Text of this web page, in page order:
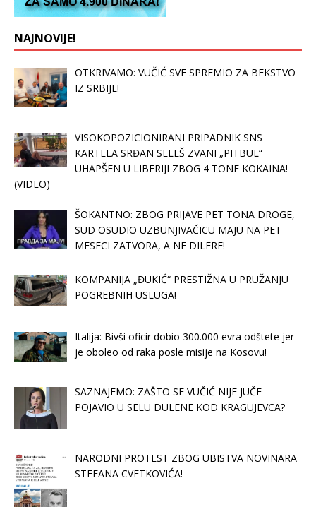
NAJNOVIJE!
OTKRIVAMO: VUČIĆ SVE SPREMIO ZA BEKSTVO
IZ SRBIJE!
VISOKOPOZICIONIRANI PRIPADNIK SNS
KARTELA SRĐAN SELEŠ ZVANI „PITBUL“
UHAPŠEN U LIBERIJI ZBOG 4 TONE KOKAINA!
(VIDEO)
ŠOKANTNO: ZBOG PRIJAVE PET TONA DROGE,
SUD OSUDIO UZBUNJIVAČICU MAJU NA PET
MESECI ZATVORA, A NE DILERE!
KOMPANIJA „ĐUKIĆ“ PRESTIŽNA U PRUŽANJU
POGREBNIH USLUGA!
Italija: Bivši oficir dobio 300.000 evra odštete jer
je oboleo od raka posle misije na Kosovu!
SAZNAJEMO: ZAŠTO SE VUČIĆ NIJE JUČE
POJAVIO U SELU DULENE KOD KRAGUJEVCA?
NARODNI PROTEST ZBOG UBISTVA NOVINARA
STEFANA CVETKOVIĆA!